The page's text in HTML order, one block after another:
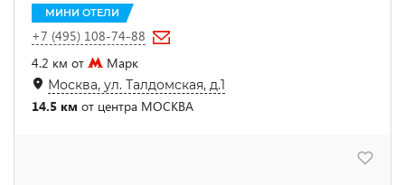
МИНИ ОТЕЛИ
+7 (495) 108-74-88
4.2 км от
Марк
Москва, ул. Талдомская, д.1
14.5 км от центра МОСКВА